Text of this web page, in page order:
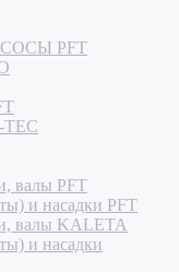
PFT
TEC
валы PFT
и насадки PFT
валы KALETA
и насадки